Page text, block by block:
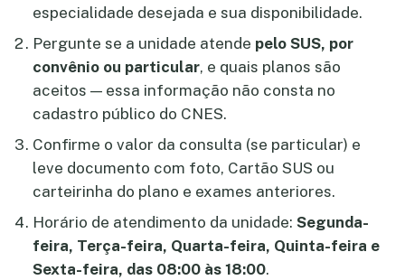
especialidade desejada e sua disponibilidade.
Pergunte se a unidade atende pelo SUS, por
convênio ou particular, e quais planos são
aceitos — essa informação não consta no
cadastro público do CNES.
Confirme o valor da consulta (se particular) e
leve documento com foto, Cartão SUS ou
carteirinha do plano e exames anteriores.
Horário de atendimento da unidade: Segunda-
feira, Terça-feira, Quarta-feira, Quinta-feira e
Sexta-feira, das 08:00 às 18:00.